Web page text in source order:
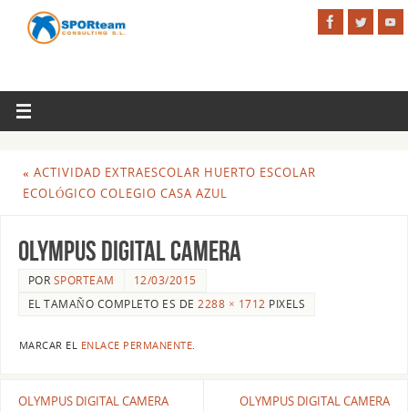
« ACTIVIDAD EXTRAESCOLAR HUERTO ESCOLAR
ECOLÓGICO COLEGIO CASA AZUL
OLYMPUS DIGITAL CAMERA
POR SPORTEAM
12/03/2015
EL TAMAÑO COMPLETO ES DE2288 × 1712 PIXELS
MARCAR EL ENLACE PERMANENTE
OLYMPUS DIGITAL CAMERA OLYMPUS DIGITAL CAMERA